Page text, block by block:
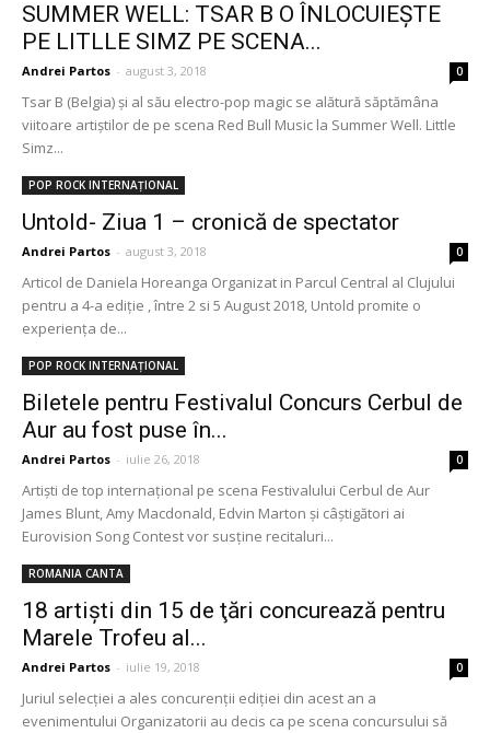
SUMMER WELL: TSAR B O ÎNLOCUIEȘTE
PE LITLLE SIMZ PE SCENA...
Andrei Partos - august 3, 2018 0
Tsar B (Belgia) și al său electro-pop magic se alătură săptămâna
viitoare artiștilor de pe scena Red Bull Music la Summer Well. Little
Simz...
POP ROCK INTERNAȚIONAL
Untold- Ziua 1 – cronică de spectator
Andrei Partos - august 3, 2018 0
Articol de Daniela Horeanga Organizat in Parcul Central al Clujului
pentru a 4-a ediție , între 2 si 5 August 2018, Untold promite o
experiența de...
POP ROCK INTERNAȚIONAL
Biletele pentru Festivalul Concurs Cerbul de
Aur au fost puse în...
Andrei Partos - iulie 26, 2018 0
Artişti de top internaţional pe scena Festivalului Cerbul de Aur
James Blunt, Amy Macdonald, Edvin Marton şi câştigători ai
Eurovision Song Contest vor susţine recitaluri...
ROMANIA CANTA
18 artişti din 15 de ţări concurează pentru
Marele Trofeu al...
Andrei Partos - iulie 19, 2018 0
Juriul selecţiei a ales concurenţii ediţiei din acest an a
evenimentului Organizatorii au decis ca pe scena concursului să